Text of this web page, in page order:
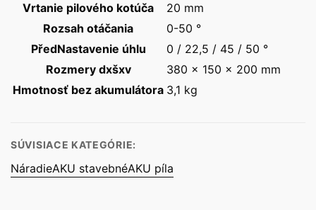
Vrtanie pilového kotúča
20 mm
Rozsah otáčania
0-50 °
PředNastavenie úhlu
0 / 22,5 / 45 / 50 °
Rozmery dxšxv
380 x 150 x 200 mm
Hmotnosť bez akumulátora 3,1 kg
SÚVISIACE KATEGÓRIE:
NáradieAKU stavebnéAKU píla